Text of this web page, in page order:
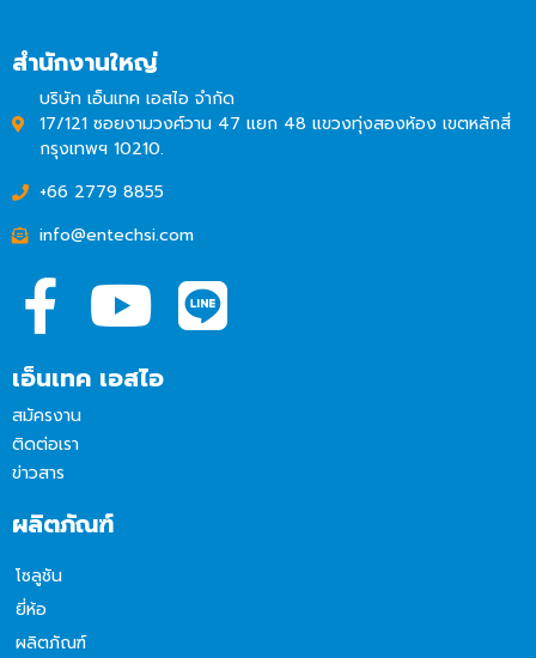
สำนักงานใหญ่
บริษัท เอ็นเทค เอสไอ จำกัด
17/121 ซอยงามวงศ์วาน 47 แยก 48 แขวงทุ่งสองห้อง เขตหลักสี่
กรุงเทพฯ 10210.
+66 2779 8855
info@entechsi.com
เอ็นเทค เอสไอ
สมัครงาน
ติดต่อเรา
ข่าวสาร
ผลิตภัณฑ์
โซลูชัน
ยี่ห้อ
ผลิตภัณฑ์